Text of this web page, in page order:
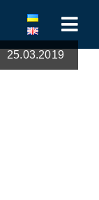
25.03.2019